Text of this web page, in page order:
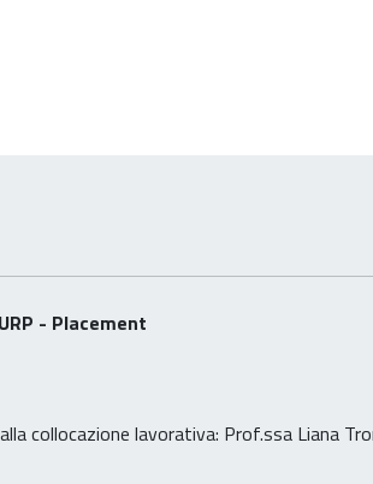
- Placement
collocazione lavorativa: Prof.ssa Liana